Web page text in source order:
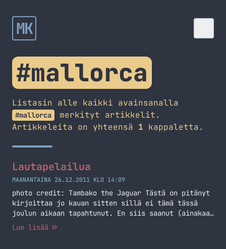
MK
#mallorca
Listasin alle kaikki avainsanalla
#mallorca
merkityt artikkelit.
Artikkeleita on yhteensä 1 kappaletta.
Lautapelailua
MAANANTAINA 26.12.2011 KLO 14:09
photo credit: Tambako the Jaguar Tästä on pitänyt
kirjoittaa jo kauan sitten sillä ei tämä tässä
joulun aikaan tapahtunut. En siis saanut (ainakaan
vielä) lahjaksi lautapeliä vaan näitä on tullut
Lue lisää